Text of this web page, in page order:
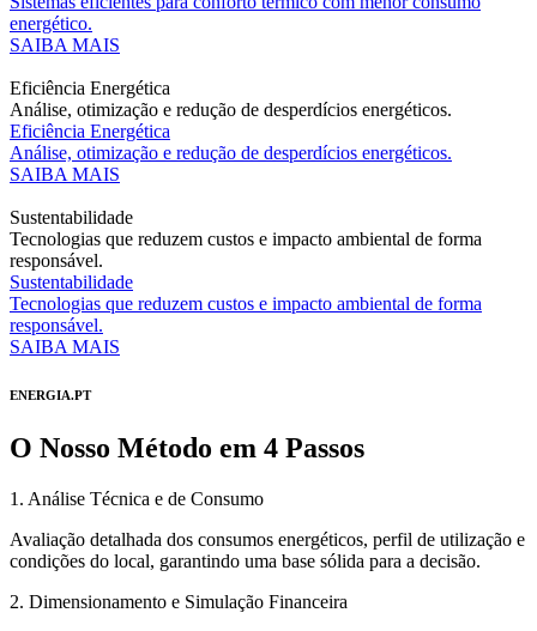
energético.
SAIBA MAIS
Eficiência Energética
Análise, otimização e redução de desperdícios energéticos.
Eficiência Energética
Análise, otimização e redução de desperdícios energéticos.
SAIBA MAIS
Sustentabilidade
Tecnologias que reduzem custos e impacto ambiental de forma
responsável.
Sustentabilidade
Tecnologias que reduzem custos e impacto ambiental de forma
responsável.
SAIBA MAIS
ENERGIA.PT
O Nosso Método em 4 Passos
1. Análise Técnica e de Consumo
Avaliação detalhada dos consumos energéticos, perfil de utilização e
condições do local, garantindo uma base sólida para a decisão.
2. Dimensionamento e Simulação Financeira